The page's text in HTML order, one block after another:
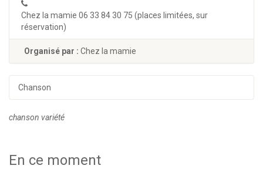
Chez la mamie 06 33 84 30 75 (places limitées, sur
réservation)
Organisé par : Chez la mamie
Chanson
chanson variété
En ce moment